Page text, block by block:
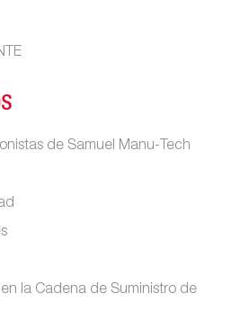
de Samuel Manu-Tech
la Cadena de Suministro de